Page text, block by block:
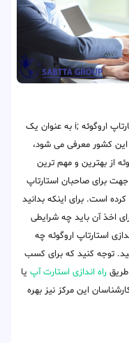
در این مقاله قصد داریم به بررسی ویزای استارتاپ اروگوئه ;i به عنوان یک
این کشور معرفی می شود،
از بهترین و مهم ترین
برای صاحبان استارتاپ
است. برای اینکه بدانید
اخذ آن باید چه شرایطی
استارتاپ اروگوئه چه
توجه کنید که برای کسب
طریق راه اندازی استارت آپ یا
این مرکز نیز بهره